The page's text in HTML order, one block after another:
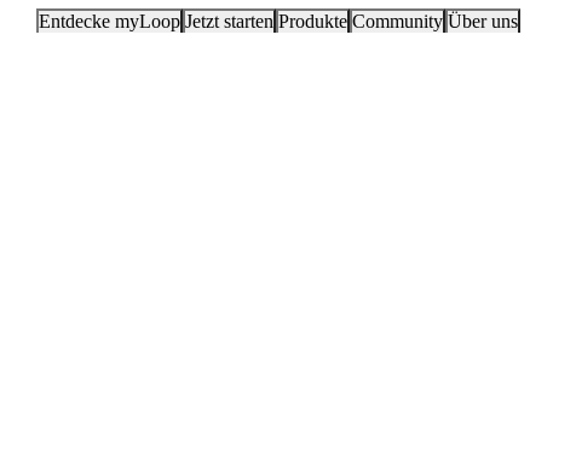
Entdecke myLoop Jetzt starten Produkte Community Über uns